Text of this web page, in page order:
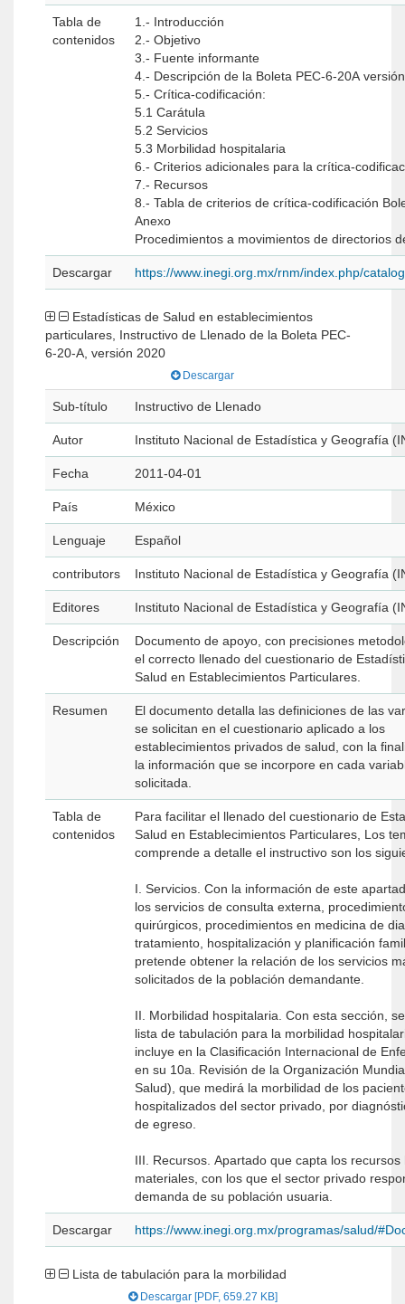
Tabla de
contenidos
1.- Introducción
2.- Objetivo
3.- Fuente informante
4.- Descripción de la Boleta PEC-6-20A
5.- Crítica-codificación:
5.1 Carátula
5.2 Servicios
5.3 Morbilidad hospitalaria
6.- Criterios adicionales para la crítica-
7.- Recursos
8.- Tabla de criterios de crítica-codificación
Anexo
Procedimientos a movimientos de directorios
Descargar https://www.inegi.org.mx/rnm/index.php/
particulares, Instructivo de Llenado de la Boleta PEC-
6-20-A, versión 2020
Descargar
Sub-título Instructivo de Llenado
Autor Instituto Nacional de Estadística y Geografía
Fecha 2011-04-01
País México
Lenguaje Español
contributors Instituto Nacional de Estadística y Geografía
Editores Instituto Nacional de Estadística y Geografía
Descripción
Documento de apoyo, con precisiones
el correcto llenado del cuestionario de
Salud en Establecimientos Particulares.
Resumen
El documento detalla las definiciones de las
se solicitan en el cuestionario aplicado a los
establecimientos privados de salud, con la
la información que se incorpore en cada
solicitada.
Tabla de
contenidos
Para facilitar el llenado del cuestionario de
Salud en Establecimientos Particulares, Los
comprende a detalle el instructivo son los
I. Servicios. Con la información de este
los servicios de consulta externa,
quirúrgicos, procedimientos en medicina de
tratamiento, hospitalización y planificación
pretende obtener la relación de los servicios
solicitados de la población demandante.
II. Morbilidad hospitalaria. Con esta sección,
lista de tabulación para la morbilidad
incluye en la Clasificación Internacional de
en su 10a. Revisión de la Organización
Salud), que medirá la morbilidad de los
hospitalizados del sector privado, por
de egreso.
III. Recursos. Apartado que capta los recursos
materiales, con los que el sector privado
demanda de su población usuaria.
Descargar https://www.inegi.org.mx/programas/salud/
Lista de tabulación para la morbilidad
Descargar [PDF, 659.27 KB]